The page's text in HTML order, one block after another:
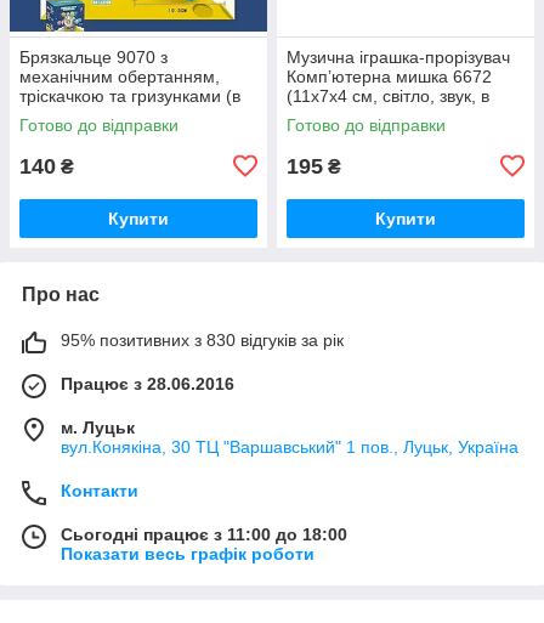
Брязкальце 9070 з
механічним обертанням,
тріскачкою та гризунками (в
коробці)
Готово до відправки
140 ₴
Купити
Музична іграшка-прорізувач
Комп’ютерна мишка 6672
(11х7х4 см, світло, звук, в
коробці)
Готово до відправки
195 ₴
Купити
Про нас
95% позитивних з 830 відгуків за рік
Працює з 28.06.2016
м. Луцьк
вул.Конякіна, 30 ТЦ "Варшавський" 1 пов., Луцьк, Україна
Контакти
Сьогодні працює з 11:00 до 18:00
Показати весь графік роботи